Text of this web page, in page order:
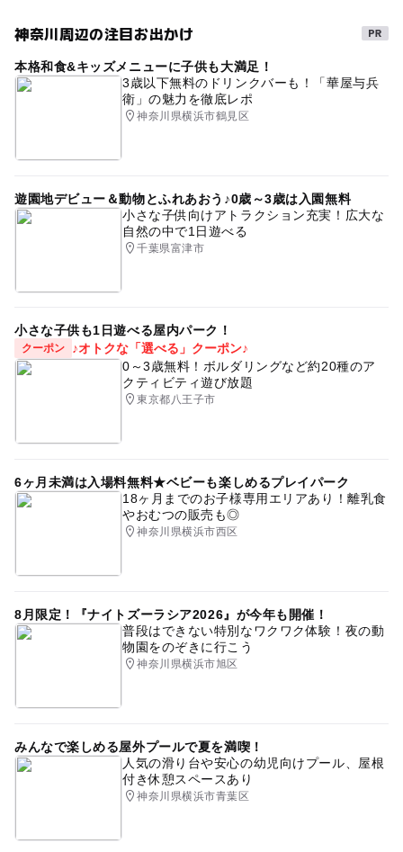
神奈川周辺の注目お出かけ
本格和食&キッズメニューに子供も大満足！
3歳以下無料のドリンクバーも！「華屋与兵
衛」の魅力を徹底レポ
神奈川県横浜市鶴見区
遊園地デビュー＆動物とふれあおう♪0歳～3歳は入園無料
小さな子供向けアトラクション充実！広大な
自然の中で1日遊べる
千葉県富津市
小さな子供も1日遊べる屋内パーク！
クーポン
♪オトクな「選べる」クーポン♪
0～3歳無料！ボルダリングなど約20種のア
クティビティ遊び放題
東京都八王子市
6ヶ月未満は入場料無料★ベビーも楽しめるプレイパーク
18ヶ月までのお子様専用エリアあり！離乳食
やおむつの販売も◎
神奈川県横浜市西区
8月限定！『ナイトズーラシア2026』が今年も開催！
普段はできない特別なワクワク体験！夜の動
物園をのぞきに行こう
神奈川県横浜市旭区
みんなで楽しめる屋外プールで夏を満喫！
人気の滑り台や安心の幼児向けプール、屋根
付き休憩スペースあり
神奈川県横浜市青葉区